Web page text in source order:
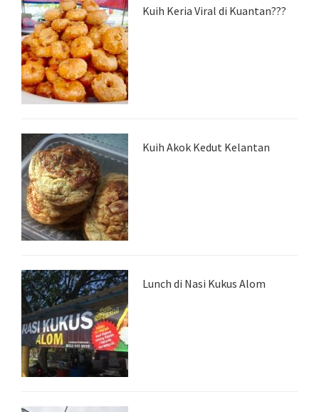
Kuih Keria Viral di Kuantan???
Kuih Akok Kedut Kelantan
Lunch di Nasi Kukus Alom